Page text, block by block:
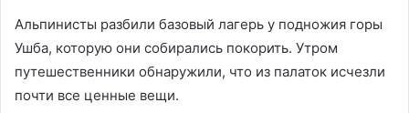
Альпинисты разбили базовый лагерь у подножия горы
Ушба, которую они собирались покорить. Утром
путешественники обнаружили, что из палаток исчезли
почти все ценные вещи.